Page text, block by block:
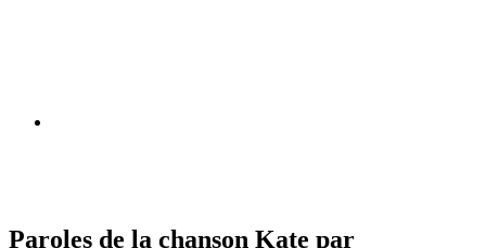
Paroles de la chanson Kate par